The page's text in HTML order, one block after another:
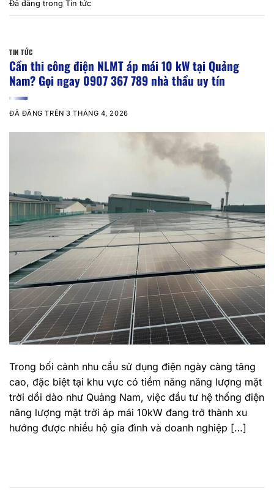
Đã đăng trong Tin tức
TIN TỨC
Cần thi công điện NLMT áp mái 10 kW tại Quảng
Nam? Gọi ngay 0907 367 789 nhà thầu uy tín
ĐÃ ĐĂNG TRÊN3 THÁNG 4, 2026
Trong bối cảnh nhu cầu sử dụng điện ngày càng tăng
cao, đặc biệt tại khu vực có tiềm năng năng lượng mặt
trời dồi dào như Quảng Nam, việc đầu tư hệ thống điện
năng lượng mặt trời áp mái 10kW đang trở thành xu
hướng được nhiều hộ gia đình và doanh nghiệp […]